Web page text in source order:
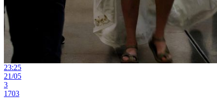
23:25
21/05
3
1703